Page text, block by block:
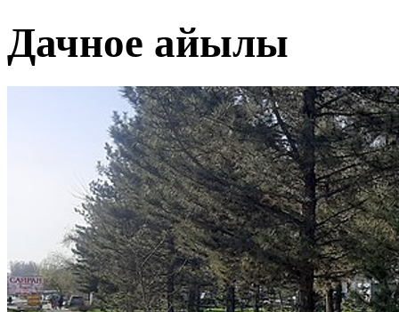
Дачное айылы